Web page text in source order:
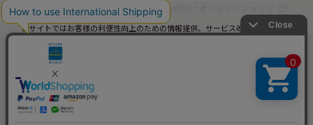
企業サイト
法人様向けオンラインショップ
当サイトではお客様の利便性向上のための情報提供、サービス改善のための分
当サイトの閲覧を継続された場合、Cookieの使用にご同意いただいたものとみ
なします。
詳細については